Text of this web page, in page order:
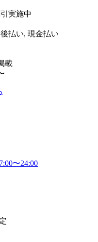
実施中
払い, 現金払い
載
〜24:00